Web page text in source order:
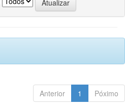
Anterior 1 Póximo